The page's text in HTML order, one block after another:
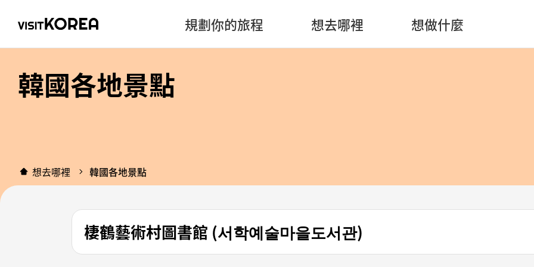
規劃你的旅程 想去哪裡 想做什麼
韓國各地景點
想去哪裡 韓國各地景點
棲鶴藝術村圖書館 (서학예술마을도서관)